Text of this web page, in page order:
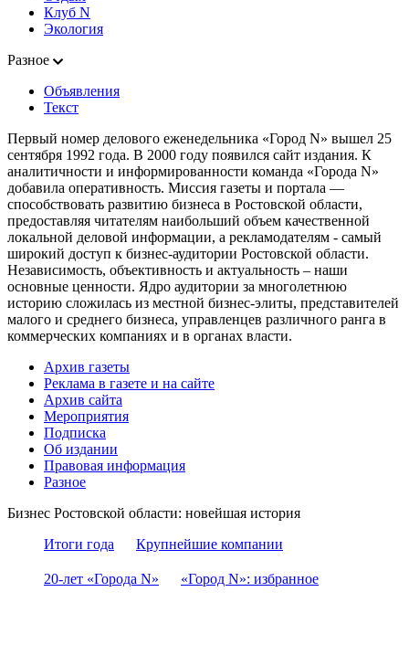
Клуб N
Экология
Разное
Объявления
Текст
Первый номер делового еженедельника «Город N» вышел 25
сентября 1992 года. В 2000 году появился сайт издания. К
аналитичности и информированности команда «Города N»
добавила оперативность. Миссия газеты и портала —
способствовать развитию бизнеса в Ростовской области,
предоставляя читателям наибольший объем качественной
локальной деловой информации, а рекламодателям - самый
широкий доступ к бизнес-аудитории Ростовской области.
Независимость, объективность и актуальность – наши
основные ценности. Ядро аудитории за многолетнюю
историю сложилась из местной бизнес-элиты, представителей
малого и среднего бизнеса, управленцев различного ранга в
коммерческих компаниях и в органах власти.
Архив газеты
Реклама в газете и на сайте
Архив сайта
Мероприятия
Подписка
Об издании
Правовая информация
Разное
Бизнес Ростовской области: новейшая история
Итоги года
Крупнейшие компании
20-лет «Города N» «Город N»: избранное